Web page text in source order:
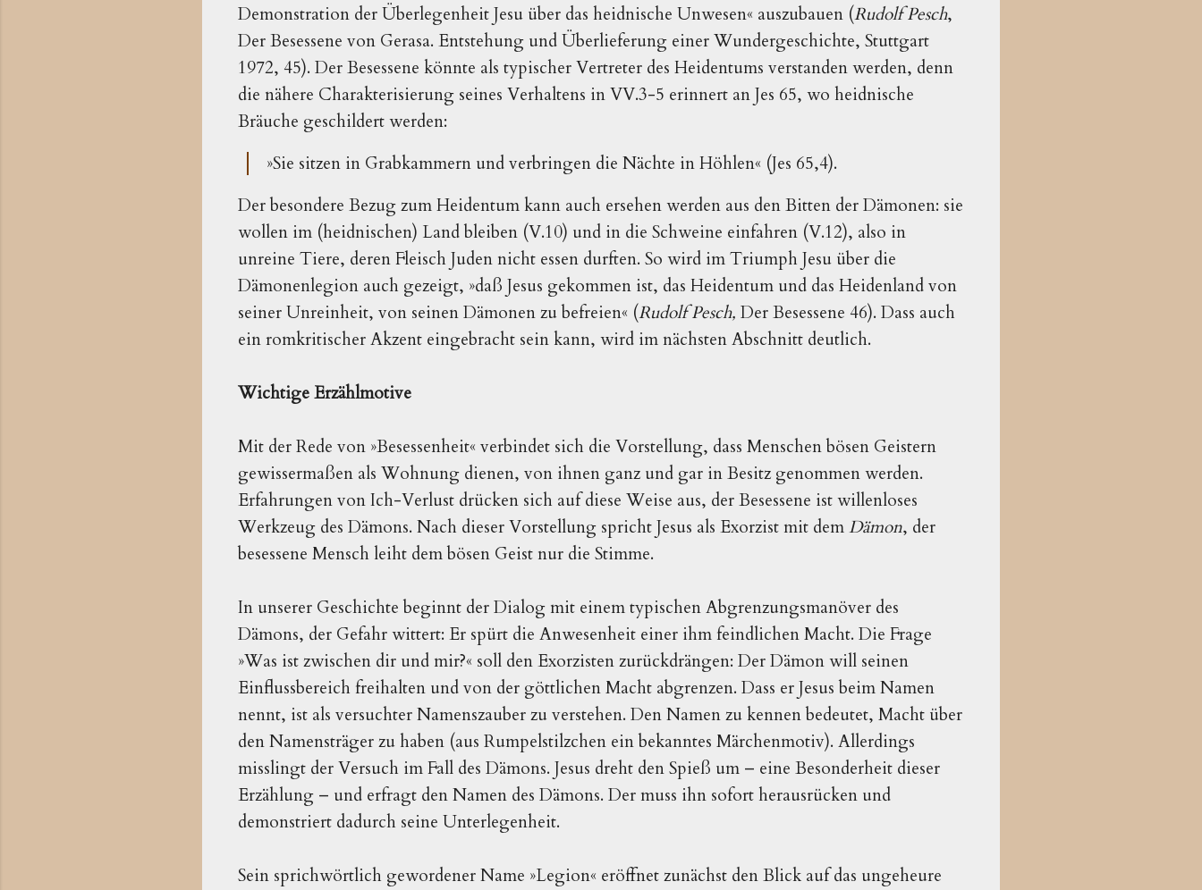
Demonstration der Überlegenheit Jesu über das heidnische Unwesen« auszubauen (Rudolf Pesch,
Der Besessene von Gerasa. Entstehung und Überlieferung einer Wundergeschichte, Stuttgart
1972, 45). Der Besessene könnte als typischer Vertreter des Heidentums verstanden werden, denn
die nähere Charakterisierung seines Verhaltens in VV.3-5 erinnert an Jes 65, wo heidnische
Bräuche geschildert werden:
»Sie sitzen in Grabkammern und verbringen die Nächte in Höhlen« (Jes 65,4).
Der besondere Bezug zum Heidentum kann auch ersehen werden aus den Bitten der Dämonen: sie
wollen im (heidnischen) Land bleiben (V.10) und in die Schweine einfahren (V.12), also in
unreine Tiere, deren Fleisch Juden nicht essen durften. So wird im Triumph Jesu über die
Dämonenlegion auch gezeigt, »daß Jesus gekommen ist, das Heidentum und das Heidenland von
seiner Unreinheit, von seinen Dämonen zu befreien« (Rudolf Pesch, Der Besessene 46). Dass auch
ein romkritischer Akzent eingebracht sein kann, wird im nächsten Abschnitt deutlich.
Wichtige Erzählmotive
Mit der Rede von »Besessenheit« verbindet sich die Vorstellung, dass Menschen bösen Geistern
gewissermaßen als Wohnung dienen, von ihnen ganz und gar in Besitz genommen werden.
Erfahrungen von Ich-Verlust drücken sich auf diese Weise aus, der Besessene ist willenloses
Werkzeug des Dämons. Nach dieser Vorstellung spricht Jesus als Exorzist mit demDämon, der
besessene Mensch leiht dem bösen Geist nur die Stimme.
In unserer Geschichte beginnt der Dialog mit einem typischen Abgrenzungsmanöver des
Dämons, der Gefahr wittert: Er spürt die Anwesenheit einer ihm feindlichen Macht. Die Frage
»Was ist zwischen dir und mir?« soll den Exorzisten zurückdrängen: Der Dämon will seinen
Einflussbereich freihalten und von der göttlichen Macht abgrenzen. Dass er Jesus beim Namen
nennt, ist als versuchter Namenszauber zu verstehen. Den Namen zu kennen bedeutet, Macht über
den Namensträger zu haben (aus Rumpelstilzchen ein bekanntes Märchenmotiv). Allerdings
misslingt der Versuch im Fall des Dämons. Jesus dreht den Spieß um – eine Besonderheit dieser
Erzählung – und erfragt den Namen des Dämons. Der muss ihn sofort herausrücken und
demonstriert dadurch seine Unterlegenheit.
Sein sprichwörtlich gewordener Name »Legion« eröffnet zunächst den Blick auf das ungeheure